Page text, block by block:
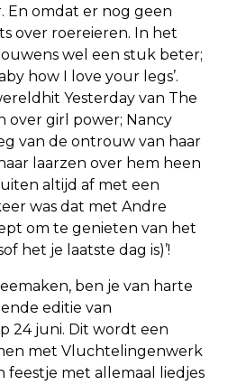
En omdat er nog geen
over roereieren. In het
wel een stuk beter;
how I love your legs’.
Yesterday van The
over girl power; Nancy
van de ontrouw van haar
laarzen over hem heen
altijd af met een
was dat met Andre
om te genieten van het
het je laatste dag is)’!
ben je van harte
editie van
24 juni. Dit wordt een
met Vluchtelingenwerk
feestje met allemaal liedjes